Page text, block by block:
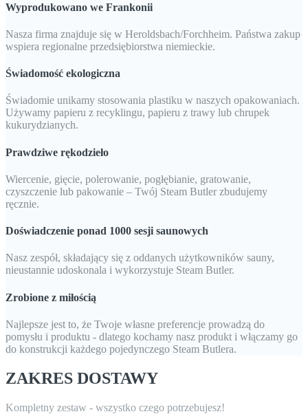
Wyprodukowano we Frankonii
Nasza firma znajduje się w Heroldsbach/Forchheim. Państwa zakup
wspiera regionalne przedsiębiorstwa niemieckie.
Świadomość ekologiczna
Świadomie unikamy stosowania plastiku w naszych opakowaniach.
Używamy papieru z recyklingu, papieru z trawy lub chrupek
kukurydzianych.
Prawdziwe rękodzieło
Wiercenie, gięcie, polerowanie, pogłębianie, gratowanie,
czyszczenie lub pakowanie – Twój Steam Butler zbudujemy
ręcznie.
Doświadczenie ponad 1000 sesji saunowych
Nasz zespół, składający się z oddanych użytkowników sauny,
nieustannie udoskonala i wykorzystuje Steam Butler.
Zrobione z miłością
Najlepsze jest to, że Twoje własne preferencje prowadzą do
pomysłu i produktu - dlatego kochamy nasz produkt i włączamy go
do konstrukcji każdego pojedynczego Steam Butlera.
ZAKRES DOSTAWY
Kompletny zestaw - wszystko czego potrzebujesz!